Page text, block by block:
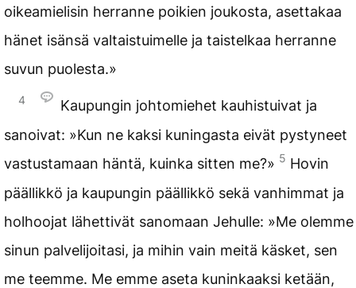
oikeamielisin herranne poikien joukosta, asettakaa
hänet isänsä valtaistuimelle ja taistelkaa herranne
suvun puolesta.»
4
Kaupungin johtomiehet kauhistuivat ja
sanoivat: »Kun ne kaksi kuningasta eivät pystyneet
vastustamaan häntä, kuinka sitten me?» 5 Hovin
päällikkö ja kaupungin päällikkö sekä vanhimmat ja
holhoojat lähettivät sanomaan Jehulle: »Me olemme
sinun palvelijoitasi, ja mihin vain meitä käsket, sen
me teemme. Me emme aseta kuninkaaksi ketään,